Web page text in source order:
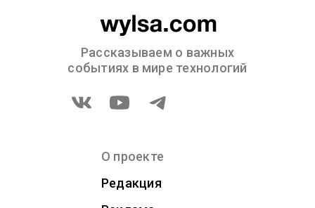
Рассказываем о важных
событиях в мире технологий
О проекте
Редакция